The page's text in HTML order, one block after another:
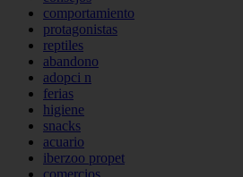
comportamiento
protagonistas
reptiles
abandono
adopci n
ferias
higiene
snacks
acuario
iberzoo propet
comercios